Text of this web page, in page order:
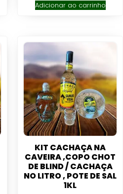
Adicionar ao carrinho
KIT CACHAÇA NA
CAVEIRA ,COPO CHOT
DE BLIND / CACHAÇA
NO LITRO , POTE DE SAL
1KL